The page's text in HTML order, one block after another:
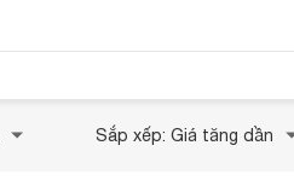
Sắp xếp: Giá tăng dần